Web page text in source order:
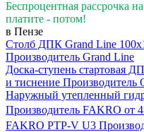
Беспроцентная рассрочка
платите - потом!
в Пензе
Столб ДПК Grand Line
Производитель Grand Line
Доска-ступень стартовая
и тиснение Производитель
Наружный утепленный
Производитель FAKRO от
FAKRO PTP-V U3